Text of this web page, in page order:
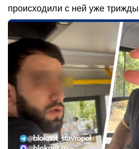
происходили с ней уже трижды